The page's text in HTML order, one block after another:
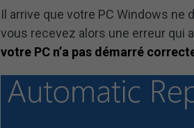
Il arrive que votre PC Windows ne
vous recevez alors une erreur qui
votre PC n’a pas démarré